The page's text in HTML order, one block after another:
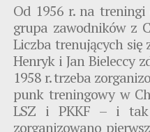
Od 1956 r. na treningi
grupa zawodników z
Liczba trenujących się
Henryk i Jan Bieleccy
1958 r. trzeba
punk treningowy w
LSZ i PKKF – i
zorganizowano